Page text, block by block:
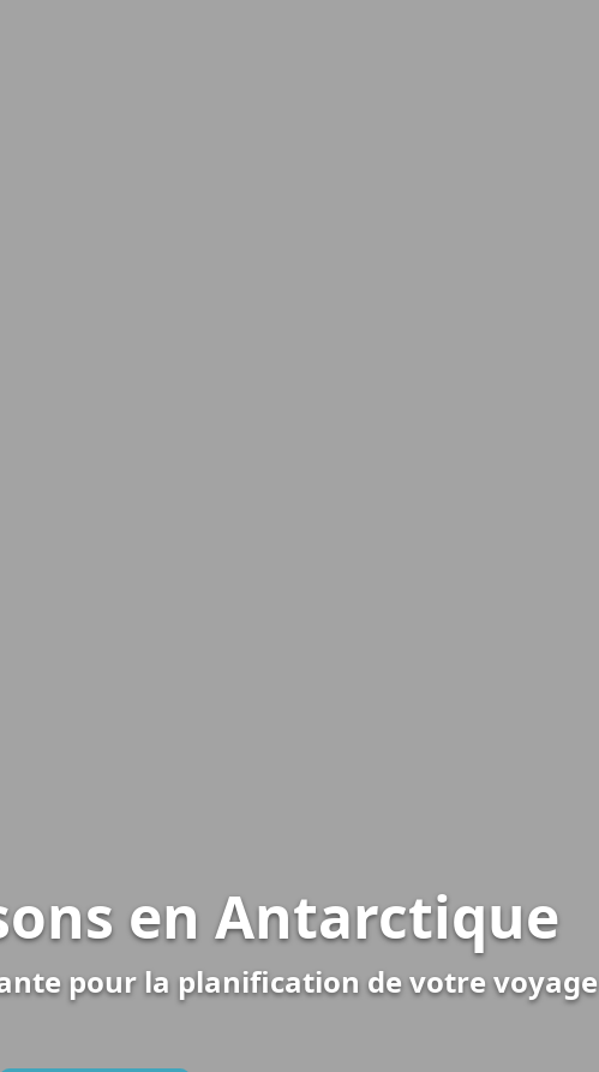
en Antarctique
pour la planification de votre voyage